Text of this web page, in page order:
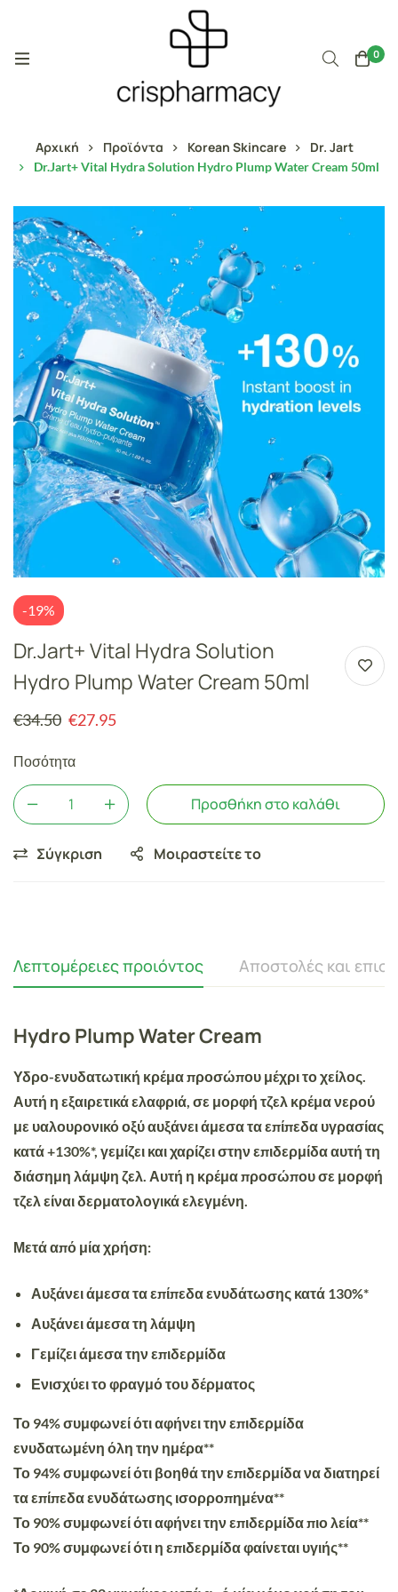
0
Αρχική Προϊόντα Korean Skincare Dr. Jart
Dr.Jart+ Vital Hydra Solution Hydro Plump Water Cream 50ml
-19%
Dr.Jart+ Vital Hydra Solution
Hydro Plump Water Cream 50ml
€34.50 €27.95
Ποσότητα
Προσθήκη στο καλάθι
Σύγκριση Μοιραστείτε το
Λεπτομέρειες προιόντος Αποστολές και
Hydro Plump Water Cream
Υδρο-ενυδατωτική κρέμα προσώπου μέχρι το χείλος.
Αυτή η εξαιρετικά ελαφριά, σε μορφή τζελ κρέμα νερού
με υαλουρονικό οξύ αυξάνει άμεσα τα επίπεδα υγρασίας
κατά +130%*, γεμίζει και χαρίζει στην επιδερμίδα αυτή τη
διάσημη λάμψη ζελ. Αυτή η κρέμα προσώπου σε μορφή
τζελ είναι δερματολογικά ελεγμένη.
Μετά από μία χρήση:
Αυξάνει άμεσα τα επίπεδα ενυδάτωσης κατά 130%*
Αυξάνει άμεσα τη λάμψη
Γεμίζει άμεσα την επιδερμίδα
Ενισχύει το φραγμό του δέρματος
Το 94% συμφωνεί ότι αφήνει την επιδερμίδα
ενυδατωμένη όλη την ημέρα**
Το 94% συμφωνεί ότι βοηθά την επιδερμίδα να διατηρεί
τα επίπεδα ενυδάτωσης ισορροπημένα**
Το 90% συμφωνεί ότι αφήνει την επιδερμίδα πιο λεία**
Το 90% συμφωνεί ότι η επιδερμίδα φαίνεται υγιής**